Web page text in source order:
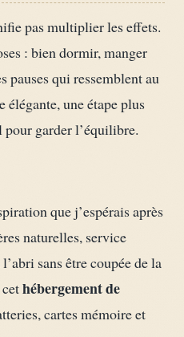
pas multiplier les effets.
: bien dormir, manger
pauses qui ressemblent au
élégante, une étape plus
garder l’équilibre.
que j’espérais après
naturelles, service
sans être coupée de la
hébergement de
cartes mémoire et